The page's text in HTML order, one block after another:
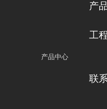
产
工
产品中心
联